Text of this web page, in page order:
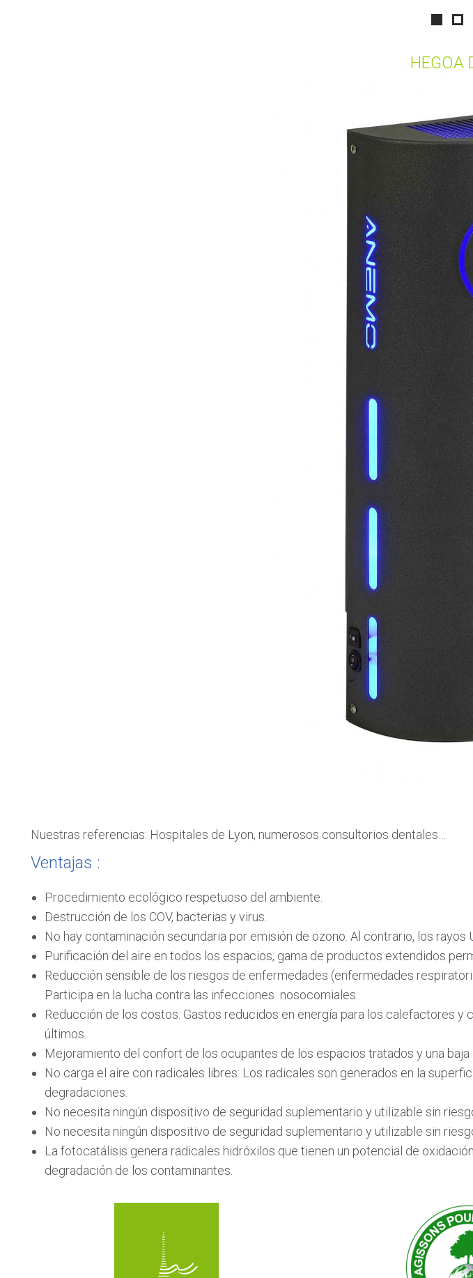
HEGOA
Nuestras referencias: Hospitales de Lyon, numerosos consultorios dentales…
Ventajas :
Procedimiento ecológico respetuoso del ambiente.
Destrucción de los COV, bacterias y virus.
No hay contaminación secundaria por emisión de ozono. Al contrario, los rayos
Purificación del aire en todos los espacios, gama de productos extendidos
Reducción sensible de los riesgos de enfermedades (enfermedades
Participa en la lucha contra las infecciones nosocomiales.
Reducción de los costos: Gastos reducidos en energía para los calefactores
últimos.
Mejoramiento del confort de los ocupantes de los espacios tratados y una
No carga el aire con radicales libres: Los radicales son generados en la
degradaciones.
No necesita ningún dispositivo de seguridad suplementario y utilizable sin
No necesita ningún dispositivo de seguridad suplementario y utilizable sin
La fotocatálisis genera radicales hidróxilos que tienen un potencial de
degradación de los contaminantes.